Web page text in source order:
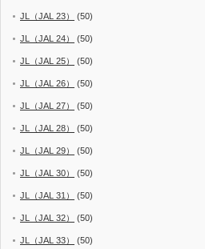
JL（JAL 23） (50)
JL（JAL 24） (50)
JL（JAL 25） (50)
JL（JAL 26） (50)
JL（JAL 27） (50)
JL（JAL 28） (50)
JL（JAL 29） (50)
JL（JAL 30） (50)
JL（JAL 31） (50)
JL（JAL 32） (50)
JL（JAL 33） (50)